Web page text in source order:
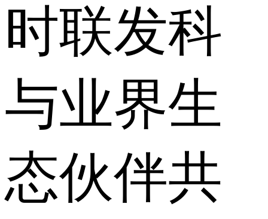
时联发科
与业界生
态伙伴共